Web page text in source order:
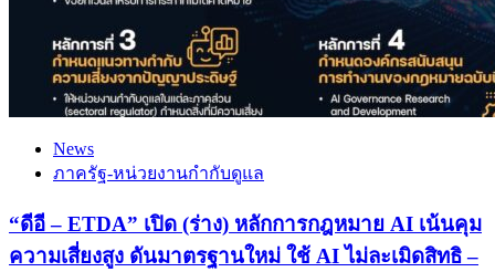
News
ภาครัฐ-หน่วยงานกำกับดูแล
“ดีอี – ETDA” เปิด (ร่าง) หลักการกฎหมาย AI เน้นคุม
ความเสี่ยงสูง ดันมาตรฐานใหม่ ใช้ AI ไม่ละเมิดสิทธิ –